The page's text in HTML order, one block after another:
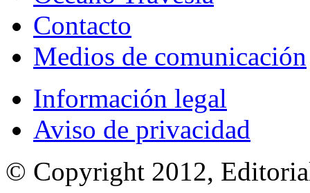
Contacto
Medios de comunicación
Información legal
Aviso de privacidad
© Copyright 2012,